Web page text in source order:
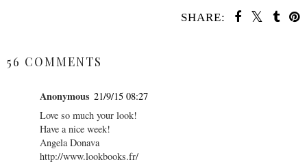
SHARE:
56 COMMENTS
Anonymous 21/9/15 08:27
Love so much your look!
Have a nice week!
Angela Donava
http://www.lookbooks.fr/